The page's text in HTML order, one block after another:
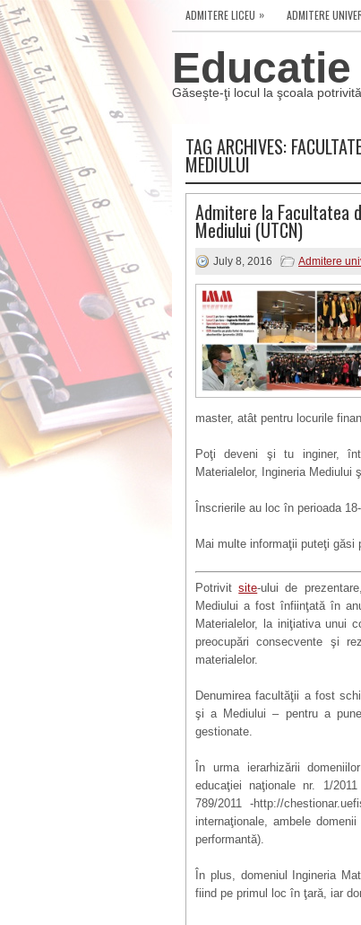
ADMITERE LICEU » ADMITERE
Găseşte-ţi locul la şcoala
TAG ARCHIVES:
MEDIULUI
Admitere la Facultatea
Mediului (UTCN)
July 8, 2016 Admitere
master, atât pentru locurile
Poţi deveni şi tu inginer,
Materialelor, Ingineria Mediului
Înscrierile au loc în perioada
Mai multe informaţii puteţi găsi
Potrivitsite-ului de
Mediului a fost înfiinţată în
Materialelor, la iniţiativa unui
preocupări consecvente şi
materialelor.
Denumirea facultăţii a fost
şi a Mediului– pentru a
gestionate.
În urma ierarhizării
educaţiei naţionale nr. 1/2011
789/2011 -http://
internaţionale, ambele
performantă).
În plus, domeniul Ingineria
fiind pe primul loc în ţară, iar